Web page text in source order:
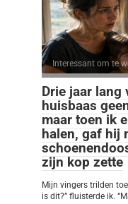
Interessant om te
Drie jaar lang
huisbaas
maar toen ik
halen, gaf hij
zijn kop zette
Mijn vingers trilden
is dit?” fluisterde ik.